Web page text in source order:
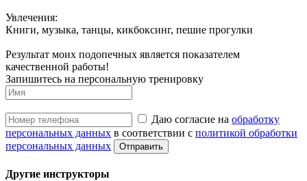
Увлечения:
Книги, музыка, танцы, кикбоксинг, пешие прогулки
Результат моих подопечных является показателем
качественной работы!
Запишитесь на персональную тренировку
Даю согласие на обработку
персональных данных в соответствии с политикой обработки
персональных данных
Другие инструкторы